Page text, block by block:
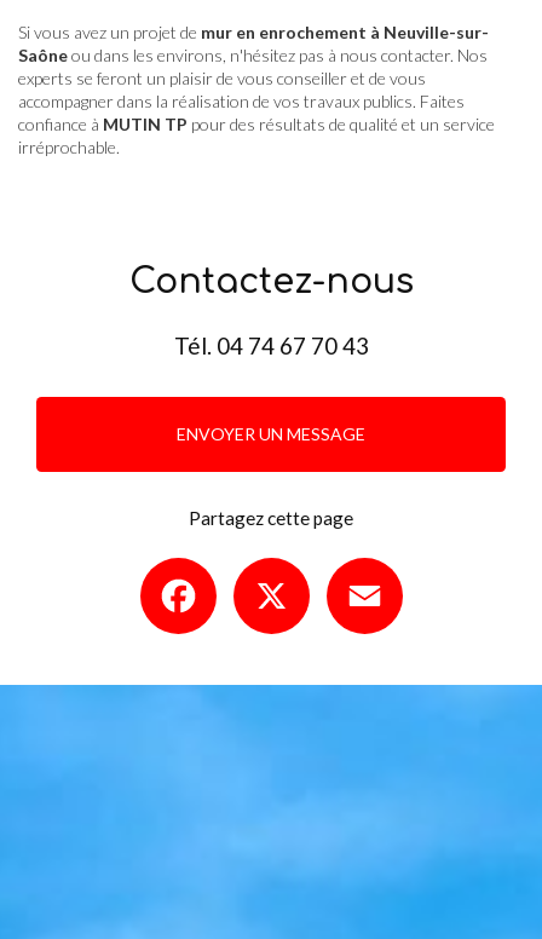
Si vous avez un projet de mur en enrochement à Neuville-sur-
Saôneou dans les environs, n'hésitez pas à nous contacter. Nos
experts se feront un plaisir de vous conseiller et de vous
accompagner dans la réalisation de vos travaux publics. Faites
confiance à MUTIN TP pour des résultats de qualité et un service
irréprochable.
Contactez-nous
Tél. 04 74 67 70 43
ENVOYER UN MESSAGE
Partagez cette page
Facebook